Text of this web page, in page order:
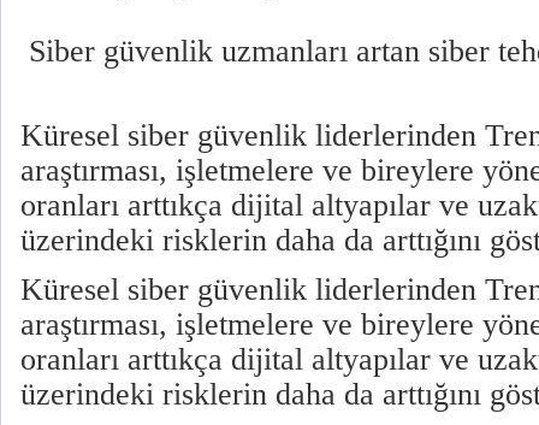
Siber güvenlik uzmanları artan siber
Küresel siber güvenlik liderlerinden
araştırması, işletmelere ve bireylere
oranları arttıkça dijital altyapılar ve
üzerindeki risklerin daha da arttığını
Küresel siber güvenlik liderlerinden
araştırması, işletmelere ve bireylere
oranları arttıkça dijital altyapılar ve
üzerindeki risklerin daha da arttığını